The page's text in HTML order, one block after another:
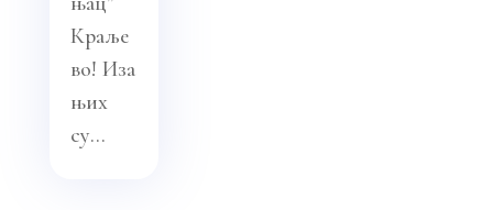
Краље
во! Иза
њих
су...